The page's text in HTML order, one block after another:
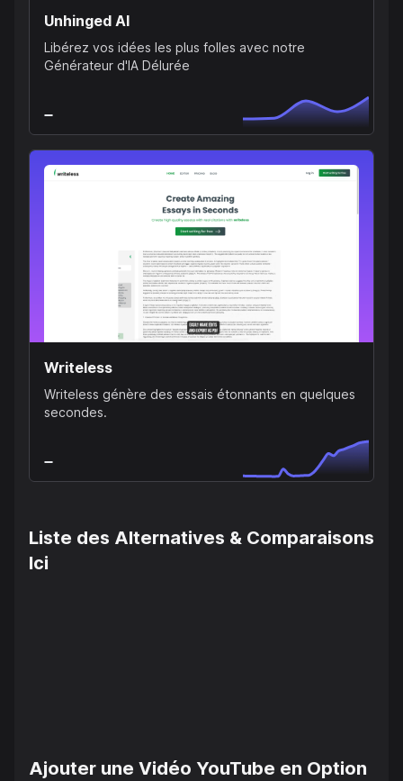
Unhinged AI
Libérez vos idées les plus folles avec notre
Générateur d'IA Délurée
Writeless
Writeless génère des essais étonnants en quelques
secondes.
Liste des Alternatives & Comparaisons
Ici
Ajouter une Vidéo YouTube en Option